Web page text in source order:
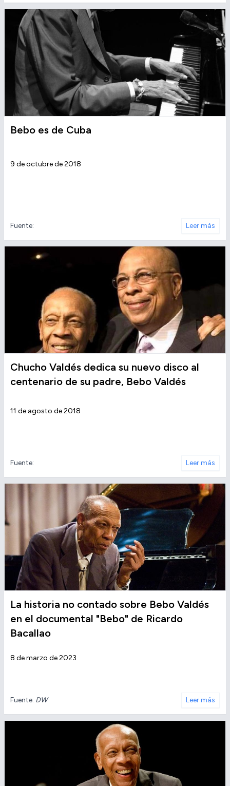
Bebo es de Cuba
9 de octubre de 2018
Fuente: Leer más
Chucho Valdés dedica su nuevo disco al
centenario de su padre, Bebo Valdés
11 de agosto de 2018
Fuente: Leer más
La historia no contado sobre Bebo Valdés
en el documental "Bebo" de Ricardo
Bacallao
8 de marzo de 2023
Fuente: DW Leer más